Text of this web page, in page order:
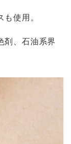
使用。
剤、石油系界